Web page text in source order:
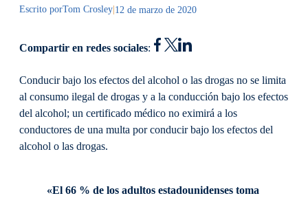
Escrito porTom Crosley|12 de marzo de 2020
Compartir en redes sociales:
Conducir bajo los efectos del alcohol o las drogas no se limita
al consumo ilegal de drogas y a la conducción bajo los efectos
del alcohol; un certificado médico no eximirá a los
conductores de una multa por conducir bajo los efectos del
alcohol o las drogas.
«El 66 % de los adultos estadounidenses toma